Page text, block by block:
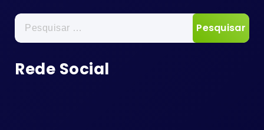
Pesquisar
por:
Rede Social